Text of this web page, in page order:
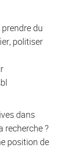
prendre du
politiser
dans
recherche ?
position de